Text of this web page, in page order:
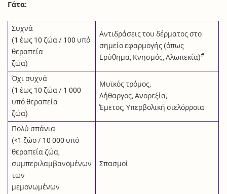
Γάτα:
Συχνά
(1 έως 10 ζώα / 100 υπό
θεραπεία
ζώα)
Αντιδράσεις του δέρματος στο
σημείο εφαρμογής (όπως
Ερύθημα, Κνησμός, Αλωπεκία)#
Όχι συχνά
(1 έως 10 ζώα / 1 000
υπό θεραπεία
ζώα)
Μυϊκός τρόμος,
Λήθαργος, Ανορεξία,
Έμετος, Υπερβολική σιελόρροια
Πολύ σπάνια
(<1 ζώο / 10 000 υπό
θεραπεία ζώα,
συμπεριλαμβανομένων
των
μεμονωμένων
Σπασμοί